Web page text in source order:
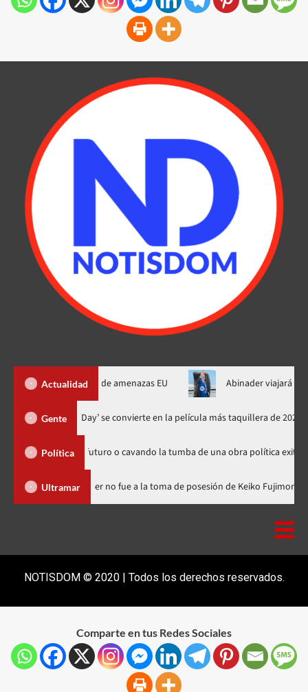
Actualidad
al fin de amenazas EU Abinader viajará a Colombia a
Gente
‘Spider-Man: Brand New Day’ se convierte en la película más
Política
futuro o cavando la tumba de una obra política exitosa”
Ultramar Luis Abinader no fue a la toma de posesión de
NOTISDOM © 2020 | Todos los derechos reservados.
Comparte en tus Redes Sociales